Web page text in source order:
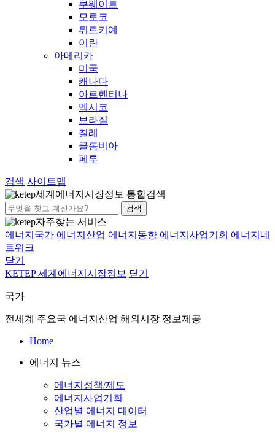
쿠웨이트
모로코
튀르키예
이란
아메리카
미국
캐나다
아르헨티나
멕시코
브라질
칠레
콜롬비아
페루
검색 사이트맵
세계에너지시장정보 통합검색
검색
자주찾는 서비스
에너지국가 에너지산업 에너지동향 에너지사업기회 에너지네
트워크
닫기
KETEP 세계에너지시장정보 닫기
국가
전세계 주요국 에너지산업 해외시장 정보제공
Home
에너지 뉴스
에너지정책/제도
에너지사업기회
산업별 에너지 데이터
국가별 에너지 정보